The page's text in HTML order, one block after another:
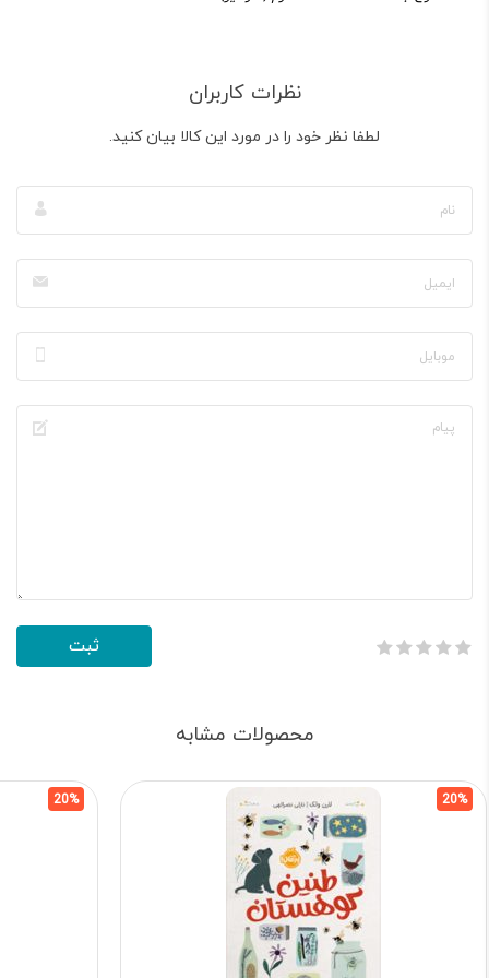
نظرات کاربران
لطفا نظر خود را در مورد این کالا بیان کنید.
محصولات مشابه
20%
20%